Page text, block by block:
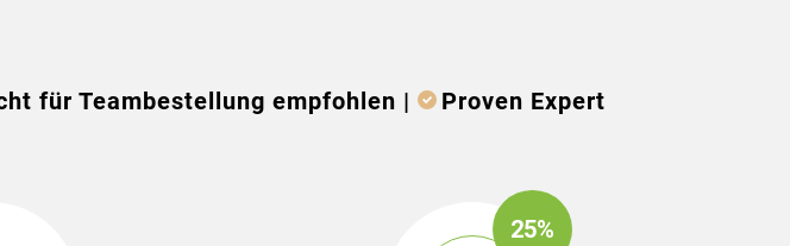
für Teambestellung empfohlen | Proven Expert
25%